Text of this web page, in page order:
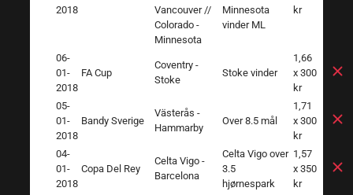
2018
Vancouver //
Colorado -
Minnesota
Minnesota
vinder ML
kr
06-
01-
2018
FA Cup
Coventry -
Stoke
Stoke vinder
1,66
x 300
kr
05-
01-
2018
Bandy Sverige
Västerås -
Hammarby
Over 8.5 mål
1,71
x 300
kr
04-
01-
2018
Copa Del Rey
Celta Vigo -
Barcelona
Celta Vigo over
3.5
hjørnespark
1,57
x 350
kr